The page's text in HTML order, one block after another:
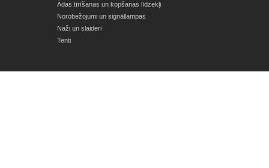
Ādas tīrīšanas un kopšanas līdzekļi
Norobežojumi un signāllampas
Naži un slaideri
Tenti